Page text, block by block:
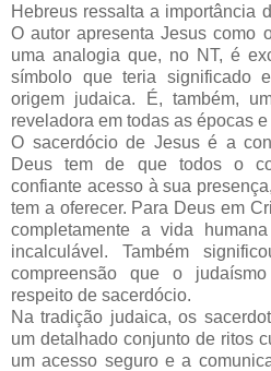
Hebreus ressalta a importância
O autor apresenta Jesus como
uma analogia que, no NT, é
símbolo que teria significado
origem judaica. É, também,
reveladora em todas as épocas
O sacerdócio de Jesus é a
Deus tem de que todos o
confiante acesso à sua
tem a oferecer. Para Deus em
completamente a vida
incalculável. Também
compreensão que o
respeito de sacerdócio.
Na tradição judaica, os
um detalhado conjunto de ritos
um acesso seguro e a